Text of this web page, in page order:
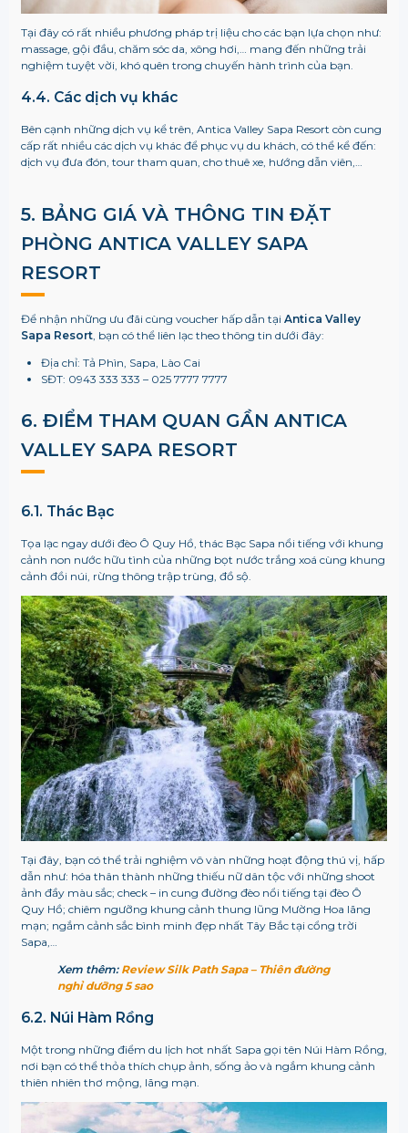
Tại đây có rất nhiều phương pháp trị liệu cho các bạn lựa chọn như:
massage, gội đầu, chăm sóc da, xông hơi,… mang đến những trải
nghiệm tuyệt vời, khó quên trong chuyến hành trình của bạn.
4.4. Các dịch vụ khác
Bên cạnh những dịch vụ kể trên, Antica Valley Sapa Resort còn cung
cấp rất nhiều các dịch vụ khác để phục vụ du khách, có thể kể đến:
dịch vụ đưa đón, tour tham quan, cho thuê xe, hướng dẫn viên,…
5. BẢNG GIÁ VÀ THÔNG TIN ĐẶT
PHÒNG ANTICA VALLEY SAPA
RESORT
Để nhận những ưu đãi cùng voucher hấp dẫn tại Antica Valley
Sapa Resort, bạn có thể liên lạc theo thông tin dưới đây:
Địa chỉ: Tả Phìn, Sapa, Lào Cai
SĐT: 0943 333 333 – 025 7777 7777
6. ĐIỂM THAM QUAN GẦN ANTICA
VALLEY SAPA RESORT
6.1. Thác Bạc
Tọa lạc ngay dưới đèo Ô Quy Hồ, thác Bạc Sapa nổi tiếng với khung
cảnh non nước hữu tình của những bọt nước trắng xoá cùng khung
cảnh đồi núi, rừng thông trập trùng, đồ sộ.
Tại đây, bạn có thể trải nghiệm vô vàn những hoạt động thú vị, hấp
dẫn như: hóa thân thành những thiếu nữ dân tộc với những shoot
ảnh đầy màu sắc; check – in cung đường đèo nổi tiếng tại đèo Ô
Quy Hồ; chiêm ngưỡng khung cảnh thung lũng Mường Hoa lãng
mạn; ngắm cảnh sắc bình minh đẹp nhất Tây Bắc tại cổng trời
Sapa,…
Xem thêm: Review Silk Path Sapa – Thiên đường
nghỉ dưỡng 5 sao
6.2. Núi Hàm Rồng
Một trong những điểm du lịch hot nhất Sapa gọi tên Núi Hàm Rồng,
nơi bạn có thể thỏa thích chụp ảnh, sống ảo và ngắm khung cảnh
thiên nhiên thơ mộng, lãng mạn.